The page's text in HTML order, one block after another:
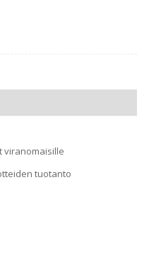
viranomaisille
tuotanto